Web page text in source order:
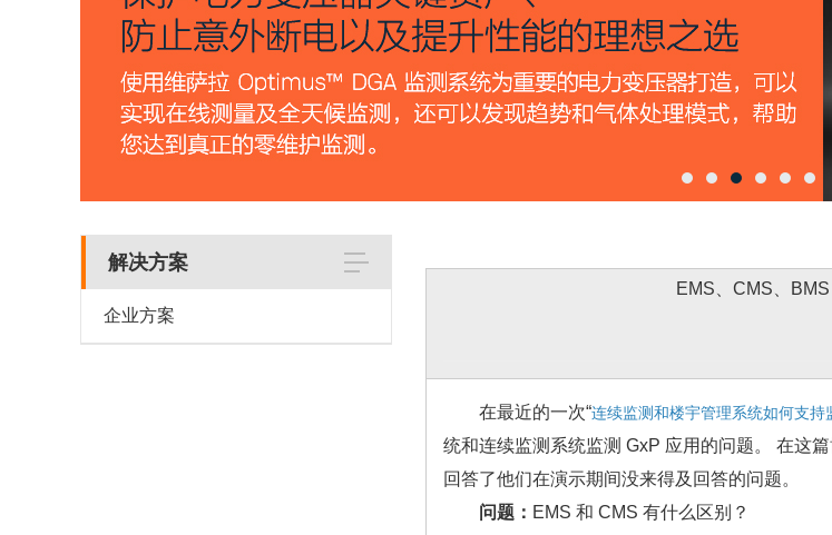
解决方案
企业方案
EMS、CMS、
在最近的一次“连续监测和楼宇管理系统如何支持
统和连续监测系统监测 GxP 应用的问题。 在这
回答了他们在演示期间没来得及回答的问题。
问题： EMS 和 CMS 有什么区别？